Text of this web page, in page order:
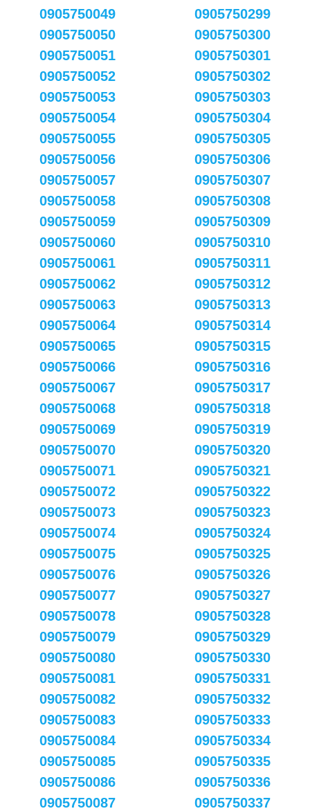
0905750049
0905750050
0905750051
0905750052
0905750053
0905750054
0905750055
0905750056
0905750057
0905750058
0905750059
0905750060
0905750061
0905750062
0905750063
0905750064
0905750065
0905750066
0905750067
0905750068
0905750069
0905750070
0905750071
0905750072
0905750073
0905750074
0905750075
0905750076
0905750077
0905750078
0905750079
0905750080
0905750081
0905750082
0905750083
0905750084
0905750085
0905750086
0905750087
0905750299
0905750300
0905750301
0905750302
0905750303
0905750304
0905750305
0905750306
0905750307
0905750308
0905750309
0905750310
0905750311
0905750312
0905750313
0905750314
0905750315
0905750316
0905750317
0905750318
0905750319
0905750320
0905750321
0905750322
0905750323
0905750324
0905750325
0905750326
0905750327
0905750328
0905750329
0905750330
0905750331
0905750332
0905750333
0905750334
0905750335
0905750336
0905750337